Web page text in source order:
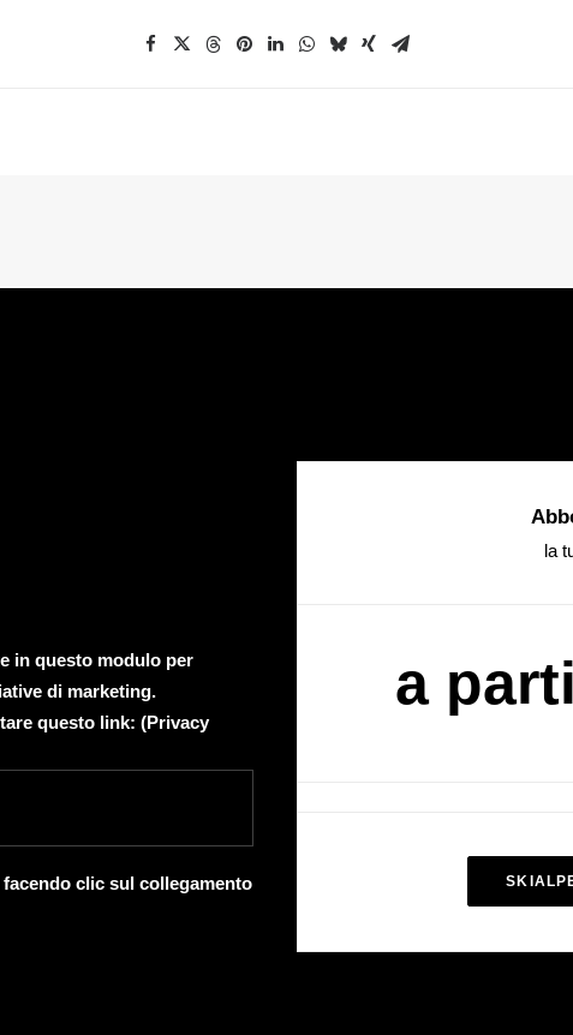
in questo modulo per
di marketing.
questo link: (Privacy
clic sul collegamento
la
a